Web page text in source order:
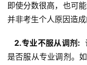
即使分数很高，也可
并非考生个人原因造
  2.专业不服从调剂:
是否服从专业调剂。